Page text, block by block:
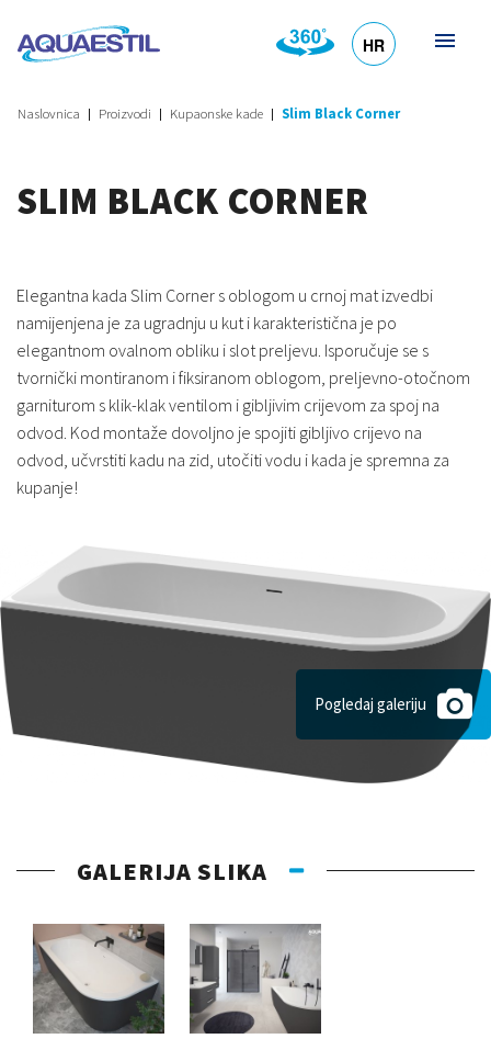
HR
Naslovnica Proizvodi Kupaonske kade Slim Black Corner
SLIM BLACK CORNER
Elegantna kada Slim Corner s oblogom u crnoj mat izvedbi
namijenjena je za ugradnju u kut i karakteristična je po
elegantnom ovalnom obliku i slot preljevu. Isporučuje se s
tvornički montiranom i fiksiranom oblogom, preljevno-otočnom
garniturom s klik-klak ventilom i gibljivim crijevom za spoj na
odvod. Kod montaže dovoljno je spojiti gibljivo crijevo na
odvod, učvrstiti kadu na zid, utočiti vodu i kada je spremna za
kupanje!
Pogledaj galeriju
GALERIJA SLIKA